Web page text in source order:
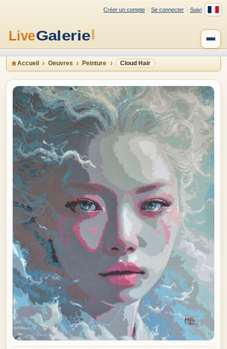
Créer un compte Se connecter Suivi
Accueil Oeuvres Peinture Cloud Hair